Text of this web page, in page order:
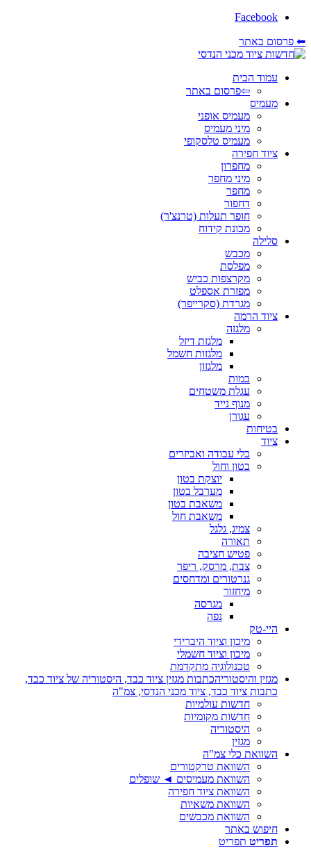
Facebook
⬅ פרסום באתר
עמוד הבית
⇦פרסום באתר
מעמיס
מעמיס אופני
מיני מעמיס
מעמיס טלסקופי
ציוד חפירה
מחפרון
מיני מחפר
מחפר
דחפור
חופר תעלות (טרנצ'ר)
מכונת קידוח
סלילה
מכבש
מפלסת
מקרצפות כביש
מפזרת אספלט
מגרדת (סקרייפר)
ציוד הרמה
מלגזה
מלגזת דיזל
מלגזות חשמל
מלגזון
במות
עגלת משטחים
מנוף נייד
עגורן
בטיחות
ציוד
כלי עבודה ואביזרים
בטון וחול
יוצקת בטון
מערבל בטון
משאבת בטון
משאבת חול
צמיג, גלגל
תאורה
פטיש חציבה
צבת, מרסק, ריפר
גנרטורים ומדחסים
מיחזור
מגרסה
נפה
היי-טק
מיכון וציוד היברידי
מיכון וציוד חשמלי
טכנולוגיה מתקדמת
מגזין והיסטוריהכתבות מגזין ציוד כבד, היסטוריה של ציוד כבד,
כתבות ציוד כבד, ציוד מכני הנדסי, צמ"ה
חדשות עולמיות
חדשות מקומיות
היסטוריה
מגזין
השוואת כלי צמ"ה
השוואת טרקטורים
השוואת מעמיסים ◄ שופלים
השוואת ציוד חפירה
השוואת משאיות
השוואת מכבשים
חיפוש באתר
תפריט תפריט